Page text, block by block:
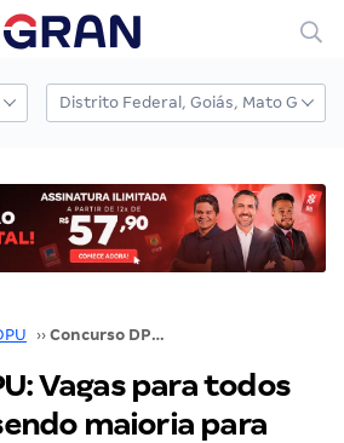
›› Concurso DPU: Vagas para todos os estados, sendo maioria para nível médio! Inscrições abertas!
Vagas para todos
maioria para